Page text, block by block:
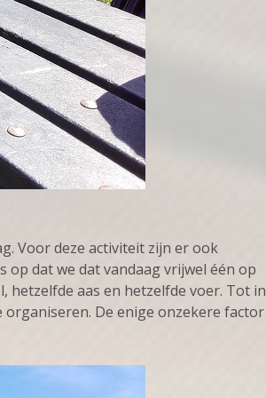
Voor deze activiteit zijn er ook
dat we dat vandaag vrijwel één op
hetzelfde aas en hetzelfde voer. Tot in
De enige onzekere factor